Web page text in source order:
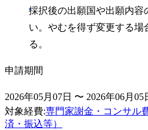
採択後の出願国や出願内容
い。やむを得ず変更する場
る。
申請期間
2026年05月07日 〜 2026年06月05
対象経費:専門家謝金・コンサル
済・振込等）